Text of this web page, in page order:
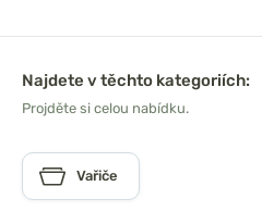
Najdete v těchto kategoriích:
Projděte si celou nabídku.
Vařiče